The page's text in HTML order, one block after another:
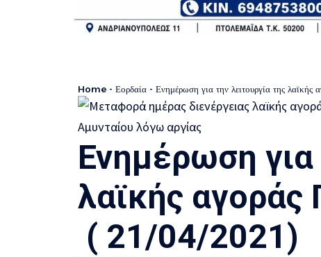
Home - Εορδαία - Ενημέρωση για την λειτουργία της
Ενημέρωση για
λαϊκής αγοράς
( 21/04/2021)